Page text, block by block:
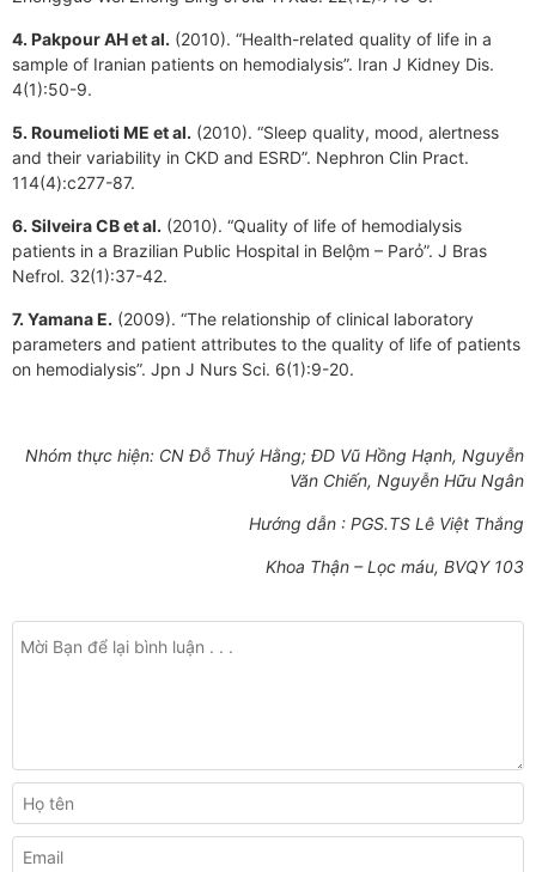
4. Pakpour AH et al. (2010). “Health-related quality of life in a
sample of Iranian patients on hemodialysis”. Iran J Kidney Dis.
4(1):50-9.
5. Roumelioti ME et al. (2010). “Sleep quality, mood, alertness
and their variability in CKD and ESRD”. Nephron Clin Pract.
114(4):c277-87.
6. Silveira CB et al. (2010). “Quality of life of hemodialysis
patients in a Brazilian Public Hospital in Belộm – Parỏ”. J Bras
Nefrol. 32(1):37-42.
7. Yamana E. (2009). “The relationship of clinical laboratory
parameters and patient attributes to the quality of life of patients
on hemodialysis”. Jpn J Nurs Sci. 6(1):9-20.
Nhóm thực hiện: CN Đỗ Thuý Hằng; ĐD Vũ Hồng Hạnh, Nguyễn
Văn Chiến, Nguyễn Hữu Ngân
Hướng dẫn : PGS.TS Lê Việt Thắng
Khoa Thận – Lọc máu, BVQY 103